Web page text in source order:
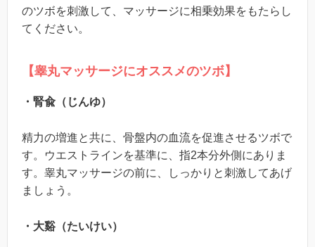
のツボを刺激して、マッサージに相乗効果をもたらし
てください。
【睾丸マッサージにオススメのツボ】
・腎兪（じんゆ）
精力の増進と共に、骨盤内の血流を促進させるツボで
す。ウエストラインを基準に、指2本分外側にありま
す。睾丸マッサージの前に、しっかりと刺激してあげ
ましょう。
・大谿（たいけい）